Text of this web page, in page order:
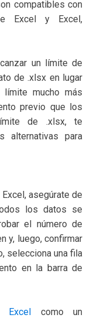
compatibles con
Excel y Excel,
un límite de
de .xlsx en lugar
mucho más
previo que los
de .xlsx, te
alternativas para
asegúrate de
los datos se
el número de
y, luego, confirmar
selecciona una fila
en la barra de
Excel como un